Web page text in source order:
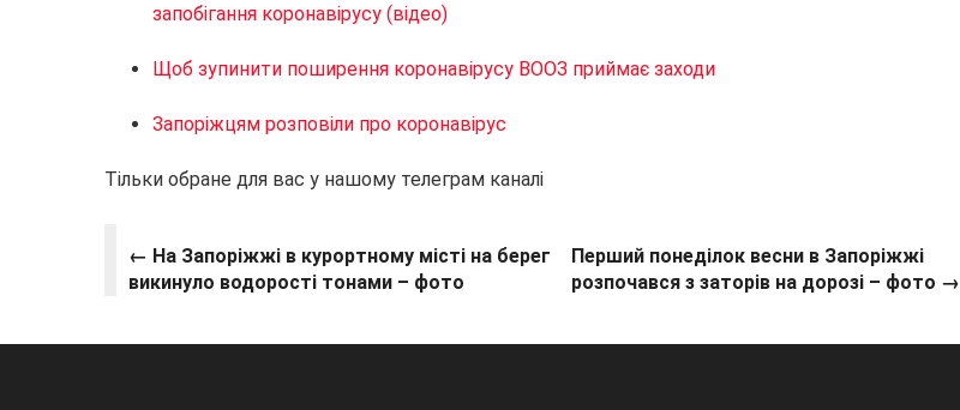
запобігання коронавірусу (відео)
Щоб зупинити поширення коронавірусу ВООЗ приймає заходи
Запоріжцям розповіли про коронавірус
Тільки обране для вас у нашому телеграм каналі
← На Запоріжжі в курортному місті на берег
викинуло водорості тонами – фото
Перший понеділок весни в Запоріжжі
розпочався з заторів на дорозі – фото →